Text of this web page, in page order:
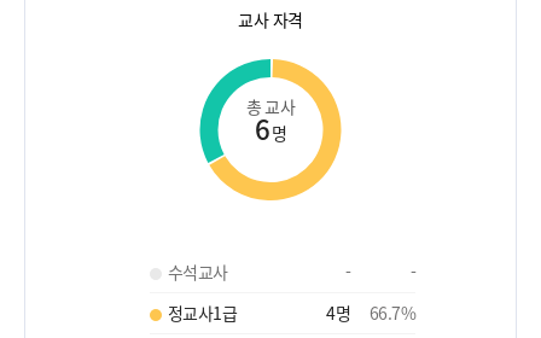
교사 자격
총 교사
6명
수석교사 -
-
정교사1급
4명 66.7%